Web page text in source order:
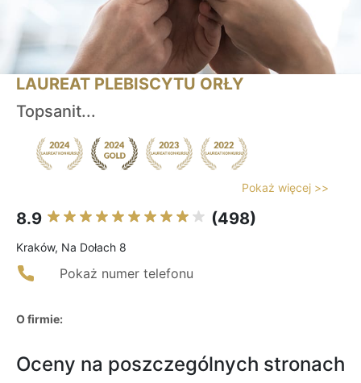
LAUREAT PLEBISCYTU ORŁY
Topsanit...
Pokaż więcej >>
8.9 (498)
Kraków, Na Dołach 8
Pokaż numer telefonu
O firmie:
Oceny na poszczególnych stronach